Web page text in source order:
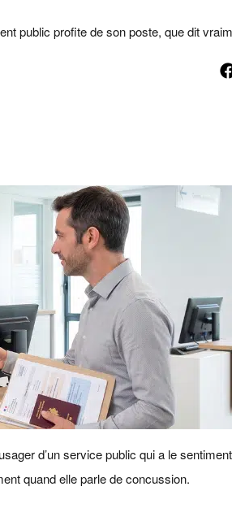
public profite de son poste, que dit
d’un service public qui a le
quand elle parle de concussion.